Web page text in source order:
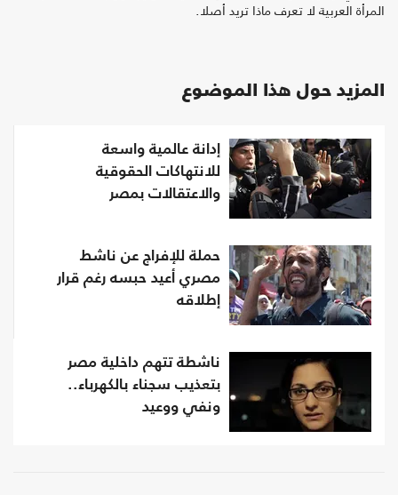
المرأة العربية لا تعرف ماذا تريد أصلا.
المزيد حول هذا الموضوع
إدانة عالمية واسعة
للانتهاكات الحقوقية
والاعتقالات بمصر
حملة للإفراج عن ناشط
مصري أعيد حبسه رغم قرار
إطلاقه
ناشطة تتهم داخلية مصر
بتعذيب سجناء بالكهرباء..
ونفي ووعيد